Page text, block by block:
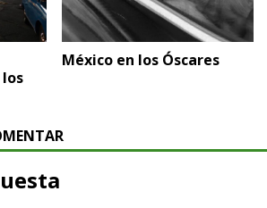
México en los Óscares